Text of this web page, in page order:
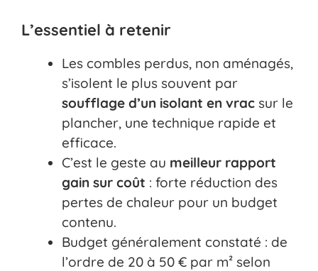
L’essentiel à retenir
Les combles perdus, non aménagés,
s’isolent le plus souvent par
soufflage d’un isolant en vrac sur le
plancher, une technique rapide et
efficace.
C’est le geste au meilleur rapport
gain sur coût : forte réduction des
pertes de chaleur pour un budget
contenu.
Budget généralement constaté : de
l’ordre de 20 à 50 € par m² selon